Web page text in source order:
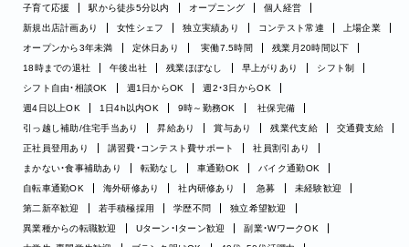
子育て応援 駅から徒歩5分以内 オープニング
個人経営
新規出店計画あり
女性シェフ 独立実績あり コンテスト常連
上場企業
オープンから3年未満
定休日あり 実働7.5時間
残業月20時間以下
18時までの退社
午後出社 残業ほぼなし 早上がりあり
シフト制
シフト自由・相談OK
週1日からOK
週2・3日からOK
週4日以上OK
1日4h以内OK 9時～勤務OK
社保完備
引っ越し補助/住宅手当あり
昇給あり 賞与あり 残業代支給
交通費支給
正社員登用あり
講習費・コンテスト費サポート
社員割引あり
まかない・食事補助あり
転勤なし 車通勤OK
バイク通勤OK
自転車通勤OK
海外研修あり 社内研修あり 急募
未経験歓迎
第二新卒歓迎
若手積極採用 学歴不問
独立希望歓迎
異業種からの転職歓迎
Uターン・Iターン歓迎
副業・WワークOK